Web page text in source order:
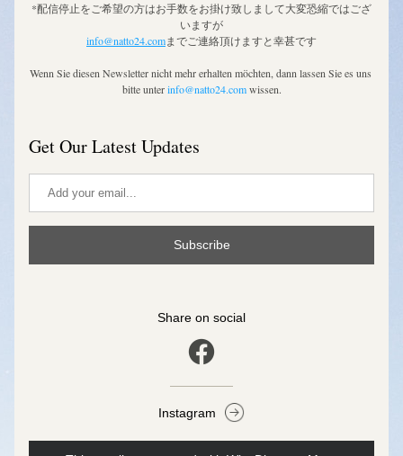
*配信停止をご希望の方はお手数をお掛け致しまして大変恐縮ではござ
いますが
info@natto24.comまでご連絡頂けますと幸甚です
Wenn Sie diesen Newsletter nicht mehr erhalten möchten, dann lassen Sie es uns
bitte unter info@natto24.com wissen.
Get Our Latest Updates
Subscribe
Share on social
Instagram